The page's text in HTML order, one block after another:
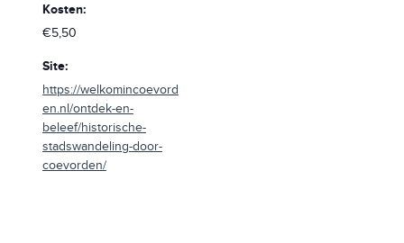
Kosten:
€5,50
Site:
https://welkomincoevord
en.nl/ontdek-en-
beleef/historische-
stadswandeling-door-
coevorden/